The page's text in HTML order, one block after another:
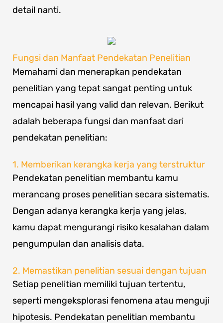
detail nanti.
Fungsi dan Manfaat Pendekatan Penelitian
Memahami dan menerapkan pendekatan
penelitian yang tepat sangat penting untuk
mencapai hasil yang valid dan relevan. Berikut
adalah beberapa fungsi dan manfaat dari
pendekatan penelitian:
1. Memberikan kerangka kerja yang terstruktur
Pendekatan penelitian membantu kamu
merancang proses penelitian secara sistematis.
Dengan adanya kerangka kerja yang jelas,
kamu dapat mengurangi risiko kesalahan dalam
pengumpulan dan analisis data.
2. Memastikan penelitian sesuai dengan tujuan
Setiap penelitian memiliki tujuan tertentu,
seperti mengeksplorasi fenomena atau menguji
hipotesis. Pendekatan penelitian membantu